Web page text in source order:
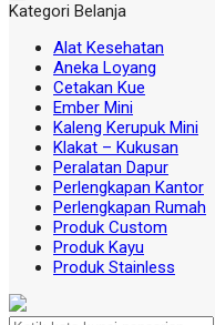
Kategori Belanja
Alat Kesehatan
Aneka Loyang
Cetakan Kue
Ember Mini
Kaleng Kerupuk Mini
Klakat – Kukusan
Peralatan Dapur
Perlengkapan Kantor
Perlengkapan Rumah
Produk Custom
Produk Kayu
Produk Stainless